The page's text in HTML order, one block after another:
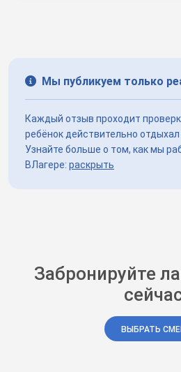
Мы публикуем только
Каждый отзыв проходит
ребёнок действительно отдыхал
Узнайте больше о том, как мы
ВЛагере: раскрыть
Забронируйте
ВЫБРАТЬ